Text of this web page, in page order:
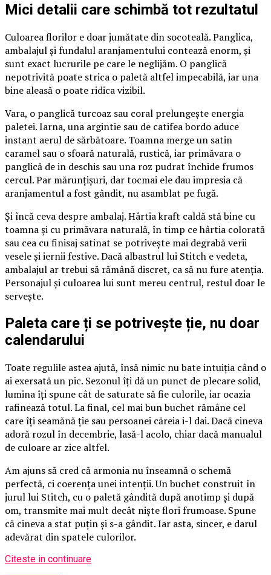
Mici detalii care schimbă tot rezultatul
Culoarea florilor e doar jumătate din socoteală. Panglica,
ambalajul și fundalul aranjamentului contează enorm, și
sunt exact lucrurile pe care le neglijăm. O panglică
nepotrivită poate strica o paletă altfel impecabilă, iar una
bine aleasă o poate ridica vizibil.
Vara, o panglică turcoaz sau coral prelungește energia
paletei. Iarna, una argintie sau de catifea bordo aduce
instant aerul de sărbătoare. Toamna merge un satin
caramel sau o sfoară naturală, rustică, iar primăvara o
panglică de in deschis sau una roz pudrat închide frumos
cercul. Par mărunțișuri, dar tocmai ele dau impresia că
aranjamentul a fost gândit, nu asamblat pe fugă.
Și încă ceva despre ambalaj. Hârtia kraft caldă stă bine cu
toamna și cu primăvara naturală, în timp ce hârtia colorată
sau cea cu finisaj satinat se potrivește mai degrabă verii
vesele și iernii festive. Dacă albastrul lui Stitch e vedeta,
ambalajul ar trebui să rămână discret, ca să nu fure atenția.
Personajul și culoarea lui sunt mereu centrul, restul doar le
servește.
Paleta care ți se potrivește ție, nu doar
calendarului
Toate regulile astea ajută, însă nimic nu bate intuiția când o
ai exersată un pic. Sezonul îți dă un punct de plecare solid,
lumina îți spune cât de saturate să fie culorile, iar ocazia
rafinează totul. La final, cel mai bun buchet rămâne cel
care îți seamănă ție sau persoanei căreia i-l dai. Dacă cineva
adoră rozul în decembrie, lasă-l acolo, chiar dacă manualul
de culoare ar zice altfel.
Am ajuns să cred că armonia nu înseamnă o schemă
perfectă, ci coerența unei intenții. Un buchet construit în
jurul lui Stitch, cu o paletă gândită după anotimp și după
om, transmite mai mult decât niște flori frumoase. Spune
că cineva a stat puțin și s-a gândit. Iar asta, sincer, e darul
adevărat din spatele culorilor.
Citeste in continuare